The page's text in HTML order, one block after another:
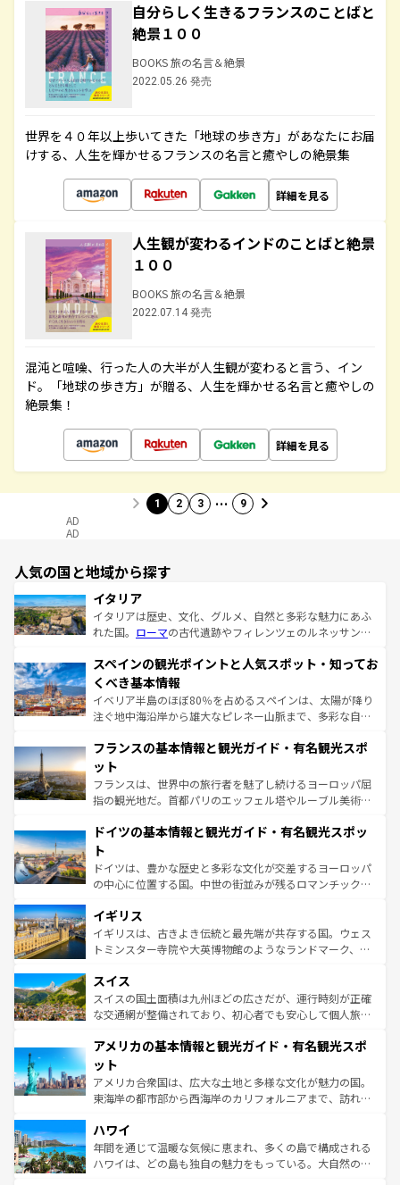
自分らしく生きるフランスのことばと
絶景１００
BOOKS 旅の名言＆絶景
2022.05.26 発売
世界を４０年以上歩いてきた「地球の歩き方」があなたにお届
けする、人生を輝かせるフランスの名言と癒やしの絶景集
詳細を見る
人生観が変わるインドのことばと絶景
１００
BOOKS 旅の名言＆絶景
2022.07.14 発売
混沌と喧噪、行った人の大半が人生観が変わると言う、イン
ド。「地球の歩き方」が贈る、人生を輝かせる名言と癒やしの
絶景集！
詳細を見る
1 2 3 … 9
AD
AD
人気の国と地域から探す
イタリア
イタリアは歴史、文化、グルメ、自然と多彩な魅力にあふ
れた国。 ローマの古代遺跡やフィレンツェのルネッサンス
ろん、トスカーナの美しい田園風景やアマルフィ海岸の絶
景など、自然景観も見逃せない。観光の合間には、本場の
ピザやパスタなど、絶品のイタリア料理を堪能することも
できる。朝目覚めてから夜眠るまで、すべての瞬間を楽し
なお、新着のイタリア情報はコンテンツ一覧を参照してほ
しい。
スペインの観光ポイントと人気スポット・知ってお
くべき基本情報
イベリア半島のほぼ80％を占めるスペインは、太陽が降り
注ぐ地中海沿岸から雄大なピレネー山脈まで、多彩な自然
文化が根付くこの国では、情熱的なフラメンコ、熱気あふ
れる闘牛、そして美味しいタパスが生活の一部となってい
る。首都マドリードの洗練された雰囲気や、バルセロナの
アートに溢れた街角から、地方では古代ローマ遺跡や中世
せる。地方によって風土や気候が異なるスペインはその個
ンテンツ一覧 を参照してほしい。
フランスの基本情報と観光ガイド・有名観光スポ
ット
フランスは、世界中の旅行者を魅了し続けるヨーロッパ屈
指の観光地だ。首都パリのエッフェル塔やルーブル美術館
で、幅広い魅力が詰まっている。華麗な宮殿、歴史的な大
聖堂、美しいビーチ、そして豊かな自然が、訪れる者を心
から魅了する。また、フランスは美食の国としても知ら
れ、フランス料理はユネスコ無形文化遺産にも登録されて
香り高いラベンダー畑など、多彩な楽しみ方が可能だ。さ
らに、パリ以外の地域にも魅力が溢れており、どの街角に
も豊かな歴史と文化が息づいている。パリ以外の個性あふ
を参照してほしい。
ドイツの基本情報と観光ガイド・有名観光スポッ
ト
ドイツは、豊かな歴史と多彩な文化が交差するヨーロッパ
の中心に位置する国。中世の街並みが残るロマンチック街
顔を持つこの国は、どこを歩いても飽きることがない。ベ
ルリンの文化的活気、バイエルン州のアルプスの絶景、そ
してライン川沿いのワイン畑といった風景は必見。ビール
は、お酒好きな人にはぜひ体験してほしい。 なお、新着の
ドイツ情報はコンテンツ一覧を参照してほしい。
イギリス
イギリスは、古きよき伝統と最先端が共存する国。ウェス
トミンスター寺院や大英博物館のようなランドマーク、歴
リアごとに異なる魅力がある。また、優雅なアフタヌーン
ティー、ビール好きにはたまらない英国パブ、サッカー観
戦など、本場だからこそできる体験も豊富。イギリスを旅
ンツ一覧を参照してほしい。
スイス
スイスの国土面積は九州ほどの広さだが、運行時刻が正確
な交通網が整備されており、初心者でも安心して個人旅行
の建物がそのまま残る町や、スイスならではのユニークな
博物館もあり、アルプス観光だけでなく町歩きも満喫する
ことができる。国民の所得が高いため物価も高いが、旅行
者向けの交通パス提供のサービスもあり、うまく活用すれ
着のスイス情報は
アメリカの基本情報と観光ガイド・有名観光スポ
ット
アメリカ合衆国は、広大な土地と多様な文化が魅力の国。
東海岸の都市部から西海岸のカリフォルニアまで、訪れる
のような巨大都市は、観光、ショッピング、エンターテイ
ンメントが詰まった刺激的なスポットだ。一方、アメリカ
西部には大自然が広がり、グランドキャニオンやイエロー
ハワイ
年間を通じて温暖な気候に恵まれ、多くの島で構成される
ハワイは、どの島も独自の魅力をもっている。大自然の神